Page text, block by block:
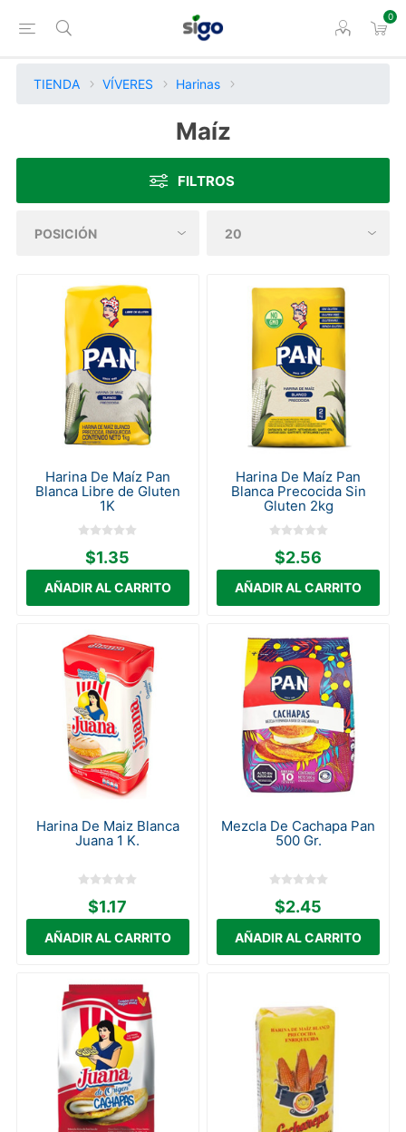
0
TIENDA VÍVERES Harinas
Maíz
FILTROS
Harina De Maíz Pan
Blanca Libre de Gluten
1K
$1.35
Harina De Maíz Pan
Blanca Precocida Sin
Gluten 2kg
$2.56
Harina De Maiz Blanca
Juana 1 K.
$1.17
Mezcla De Cachapa Pan
500 Gr.
$2.45